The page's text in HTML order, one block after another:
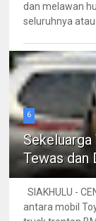
dan melawan
seluruhnya atau
6
Tewas dan
SIAKHULU -
antara mobil